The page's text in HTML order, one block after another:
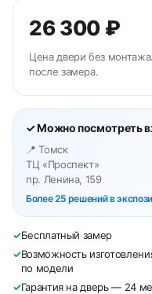
26 300 ₽
Цена двери без
после замера.
✓ Можно посмотреть
📍 Томск
ТЦ «Проспект»
пр. Ленина, 159
Более 25 решений в
✓Бесплатный замер
✓Возможность
по модели
✓Гарантия на дверь — 24